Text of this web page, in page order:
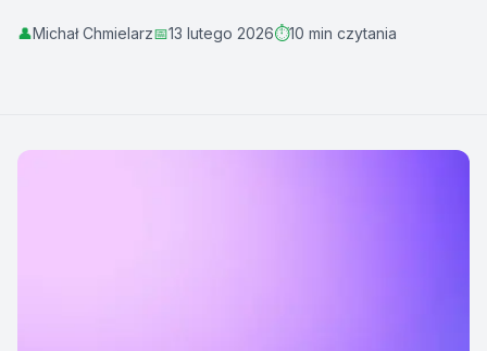
👤Michał Chmielarz📅13 lutego 2026⏱️10 min czytania